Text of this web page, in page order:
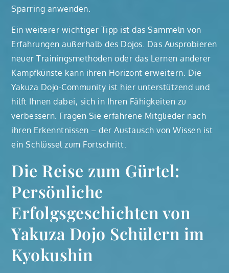
Sparring anwenden.
Ein weiterer wichtiger Tipp ist das Sammeln von
Erfahrungen außerhalb des Dojos. Das Ausprobieren
neuer Trainingsmethoden oder das Lernen anderer
Kampfkünste kann ihren Horizont erweitern. Die
Yakuza Dojo-Community ist hier unterstützend und
hilft Ihnen dabei, sich in Ihren Fähigkeiten zu
verbessern. Fragen Sie erfahrene Mitglieder nach
ihren Erkenntnissen – der Austausch von Wissen ist
ein Schlüssel zum Fortschritt.
Die Reise zum Gürtel:
Persönliche
Erfolgsgeschichten von
Yakuza Dojo Schülern im
Kyokushin